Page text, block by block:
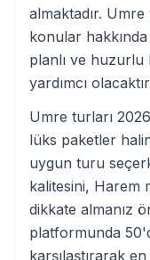
almaktadır.
konular
planlı ve huzurlu
yardımcı
Umre turları
lüks paketler
uygun turu
kalitesini, Harem
dikkate almanız
platformunda
karşılaştırarak